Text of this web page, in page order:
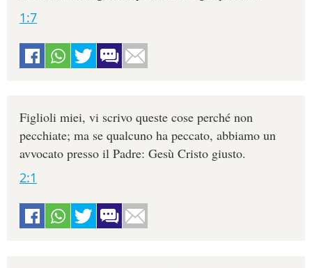
1:7
Figlioli miei, vi scrivo queste cose perché non
pecchiate; ma se qualcuno ha peccato, abbiamo un
avvocato presso il Padre: Gesù Cristo giusto.
2:1